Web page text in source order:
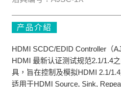
产品介紹
HDMI SCDC/EDID Controller（
HDMI 最新认证测试规范2.1/1.4
具，旨在控制及模拟HDMI 2.1/
适用于HDMI Source, Sink,